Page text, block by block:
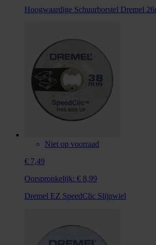
Hoogwaardige Schuurborstel Dremel
Niet op voorraad
€ 7,49
Oorspronkelijk: € 8,99
Dremel EZ SpeedClic Slijpwiel